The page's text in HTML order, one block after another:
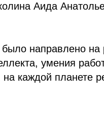
Аида
направлено на
умения
каждой планете